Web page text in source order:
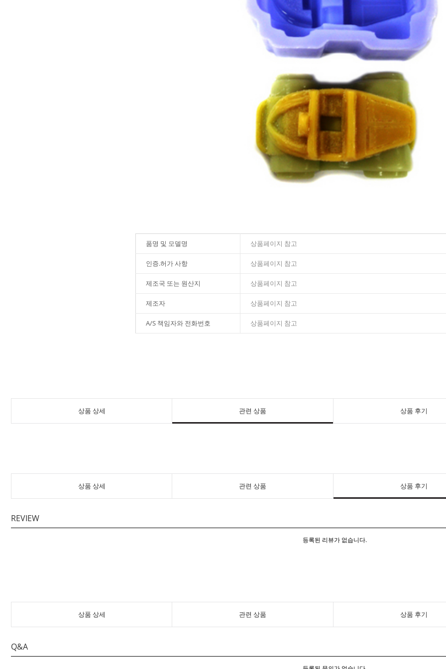
품명 및 모델명 상품페이지 참고
인증.허가 사항 상품페이지 참고
제조국 또는 원산지 상품페이지 참고
제조자 상품페이지 참고
A/S 책임자와 전화번호 상품페이지 참고
상품 상세 관련 상품 상품 후기
상품 상세 관련 상품 상품 후기
REVIEW
등록된 리뷰가 없습니다.
상품 상세 관련 상품 상품 후기
Q&A